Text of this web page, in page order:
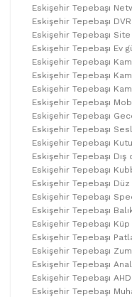
Eskişehir Tepebaşı
Eskişehir Tepebaşı
Eskişehir Tepebaşı
Eskişehir Tepebaşı Ev
Eskişehir Tepebaşı
Eskişehir Tepebaşı
Eskişehir Tepebaşı
Eskişehir Tepebaşı
Eskişehir Tepebaşı
Eskişehir Tepebaşı
Eskişehir Tepebaşı
Eskişehir Tepebaşı
Eskişehir Tepebaşı
Eskişehir Tepebaşı
Eskişehir Tepebaşı
Eskişehir Tepebaşı
Eskişehir Tepebaşı
Eskişehir Tepebaşı
Eskişehir Tepebaşı
Eskişehir Tepebaşı
Eskişehir Tepebaşı
Eskişehir Tepebaşı